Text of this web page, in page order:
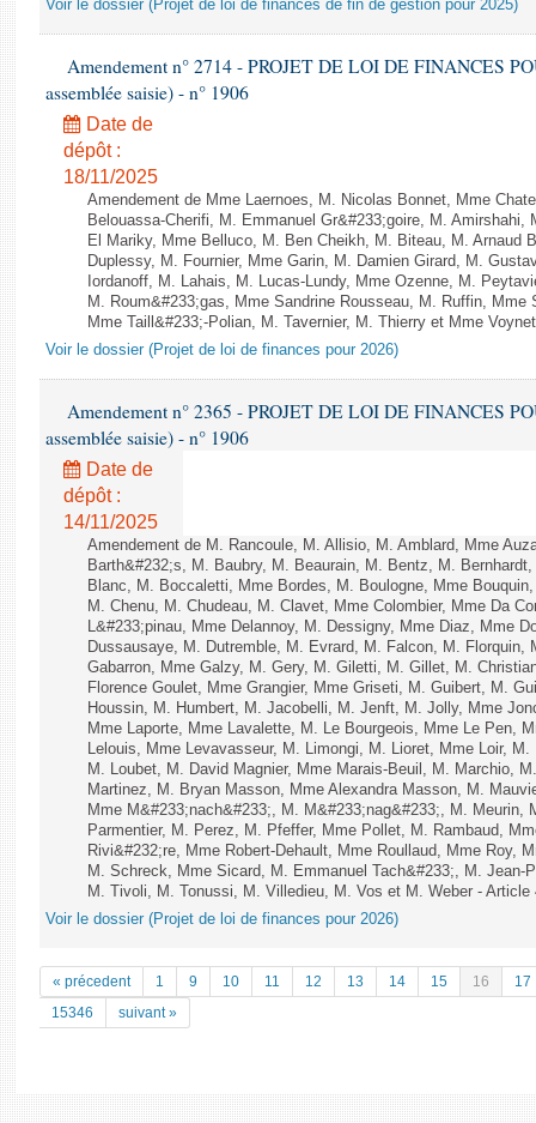
Voir le dossier (Projet de loi de finances de fin de gestion pour 2025)
Amendement n° 2714 - PROJET DE LOI DE FINANCES
assemblée saisie) - n° 1906
Date de
dépôt :
18/11/2025
Amendement de Mme Laernoes, M. Nicolas Bonnet, Mme
Belouassa-Cherifi, M. Emmanuel Gr&#233;goire, M. Amirshahi,
El Mariky, Mme Belluco, M. Ben Cheikh, M. Biteau, M. Arnaud
Duplessy, M. Fournier, Mme Garin, M. Damien Girard, M.
Iordanoff, M. Lahais, M. Lucas-Lundy, Mme Ozenne, M.
M. Roum&#233;gas, Mme Sandrine Rousseau, M. Ruffin,
Mme Taill&#233;-Polian, M. Tavernier, M. Thierry et Mme
Voir le dossier (Projet de loi de finances pour 2026)
Amendement n° 2365 - PROJET DE LOI DE FINANCES
assemblée saisie) - n° 1906
Date de
dépôt :
14/11/2025
Amendement de M. Rancoule, M. Allisio, M. Amblard, Mme
Barth&#232;s, M. Baubry, M. Beaurain, M. Bentz, M.
Blanc, M. Boccaletti, Mme Bordes, M. Boulogne, Mme
M. Chenu, M. Chudeau, M. Clavet, Mme Colombier, Mme Da
L&#233;pinau, Mme Delannoy, M. Dessigny, Mme Diaz, Mme
Dussausaye, M. Dutremble, M. Evrard, M. Falcon, M. Florquin,
Gabarron, Mme Galzy, M. Gery, M. Giletti, M. Gillet, M.
Florence Goulet, Mme Grangier, Mme Griseti, M. Guibert, M.
Houssin, M. Humbert, M. Jacobelli, M. Jenft, M. Jolly, Mme
Mme Laporte, Mme Lavalette, M. Le Bourgeois, Mme Le Pen,
Lelouis, Mme Levavasseur, M. Limongi, M. Lioret, Mme Loir,
M. Loubet, M. David Magnier, Mme Marais-Beuil, M. Marchio,
Martinez, M. Bryan Masson, Mme Alexandra Masson, M.
Mme M&#233;nach&#233;, M. M&#233;nag&#233;, M. Meurin,
Parmentier, M. Perez, M. Pfeffer, Mme Pollet, M. Rambaud,
Rivi&#232;re, Mme Robert-Dehault, Mme Roullaud, Mme Roy,
M. Schreck, Mme Sicard, M. Emmanuel Tach&#233;, M. Jean-
M. Tivoli, M. Tonussi, M. Villedieu, M. Vos et M. Weber -
Voir le dossier (Projet de loi de finances pour 2026)
« précedent 1 9 10 11 12 13 14 15 16
17
15346
suivant »